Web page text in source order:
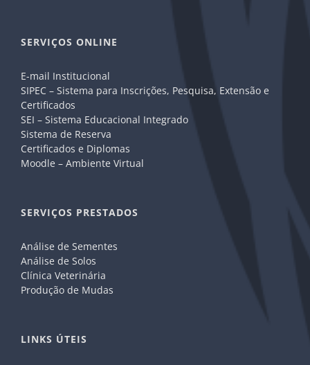
SERVIÇOS ONLINE
E-mail Institucional
SIPEC – Sistema para Inscrições, Pesquisa, Extensão e
Certificados
SEI – Sistema Educacional Integrado
Sistema de Reserva
Certificados e Diplomas
Moodle – Ambiente Virtual
SERVIÇOS PRESTADOS
Análise de Sementes
Análise de Solos
Clínica Veterinária
Produção de Mudas
LINKS ÚTEIS